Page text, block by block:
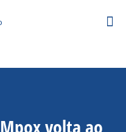
volta ao